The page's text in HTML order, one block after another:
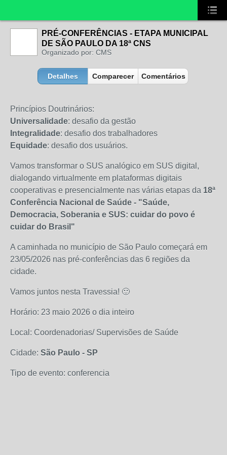
PRÉ-CONFERÊNCIAS - ETAPA MUNICIPAL
DE SÃO PAULO DA 18ª CNS
Organizado por: CMS
Detalhes Comparecer Comentários
Princípios Doutrinários:
Universalidade: desafio da gestão
Integralidade: desafio dos trabalhadores
Equidade: desafio dos usuários.
Vamos transformar o SUS analógico em SUS digital,
dialogando virtualmente em plataformas digitais
cooperativas e presencialmente nas várias etapas da 18ª
Conferência Nacional de Saúde - "Saúde,
Democracia, Soberania e SUS: cuidar do povo é
cuidar do Brasil"
A caminhada no município de São Paulo começará em
23/05/2026 nas pré-conferências das 6 regiões da
cidade.
Vamos juntos nesta Travessia! 🙂
Horário: 23 maio 2026 o dia inteiro
Local: Coordenadorias/ Supervisões de Saúde
Cidade: São Paulo - SP
Tipo de evento: conferencia